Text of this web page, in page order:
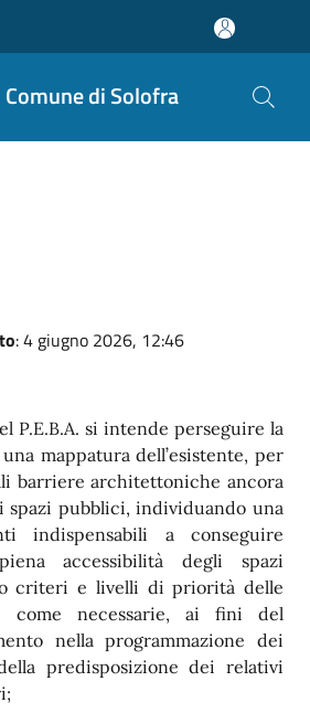
Comune di Solofra
: 4 giugno 2026, 12:46
P.E.B.A. si intende perseguire la
mappatura dell’esistente, per
barriere architettoniche ancora
pubblici, individuando una
indispensabili a conseguire
accessibilità degli spazi
criteri e livelli di priorità delle
come necessarie, ai fini del
nella programmazione dei
predisposizione dei relativi